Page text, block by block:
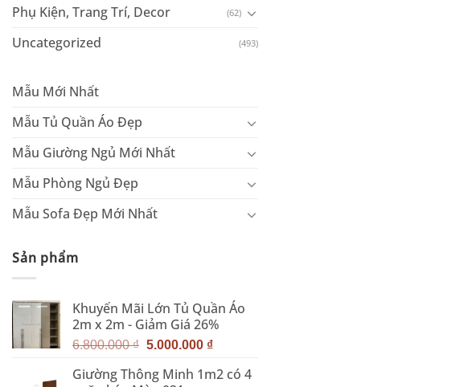
Phụ Kiện, Trang Trí, Decor (62)
Uncategorized (493)
Mẫu Mới Nhất
Mẫu Tủ Quần Áo Đẹp
Mẫu Giường Ngủ Mới Nhất
Mẫu Phòng Ngủ Đẹp
Mẫu Sofa Đẹp Mới Nhất
Sản phẩm
Khuyến Mãi Lớn Tủ Quần Áo
2m x 2m - Giảm Giá 26%
6.800.000₫ Giá
là:
5.000.000 ₫Giá
tại
Giường Thông Minh 1m2 có 4